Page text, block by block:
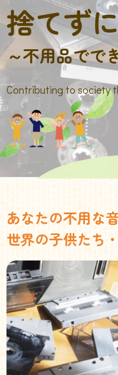
捨てず
～不用品でで
Contributing to society
あなたの不用な
世界の子供たち